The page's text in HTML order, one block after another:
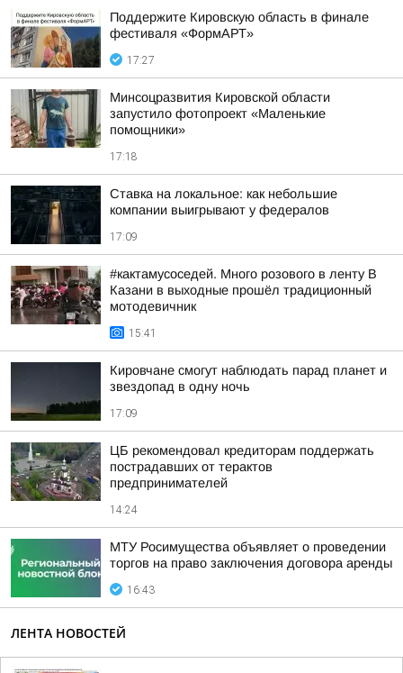
Поддержите Кировскую область в финале
фестиваля «ФормАРТ»
17:27
Минсоцразвития Кировской области
запустило фотопроект «Маленькие
помощники»
17:18
Ставка на локальное: как небольшие
компании выигрывают у федералов
17:09
#кактамусоседей. Много розового в ленту В
Казани в выходные прошёл традиционный
мотодевичник
15:41
Кировчане смогут наблюдать парад планет и
звездопад в одну ночь
17:09
ЦБ рекомендовал кредиторам поддержать
пострадавших от терактов
предпринимателей
14:24
МТУ Росимущества объявляет о проведении
торгов на право заключения договора аренды
16:43
ЛЕНТА НОВОСТЕЙ